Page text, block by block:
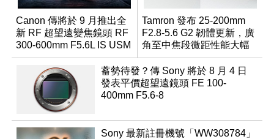
Canon 傳將於 9 月推出全
新 RF 超望遠變焦鏡頭 RF
300-600mm F5.6L IS USM
Tamron 發布 25-200mm
F2.8-5.6 G2 韌體更新，廣
角至中焦段微距性能大幅
升級
蓄勢待發？傳 Sony 將於 8 月 4 日
發表平價超望遠鏡頭 FE 100-
400mm F5.6-8
Sony 最新註冊機號「WW308784」